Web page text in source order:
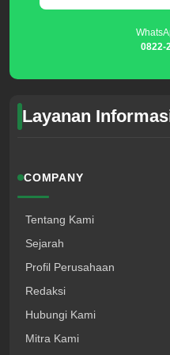
0822-
Layanan
COMPANY
Tentang Kami
Sejarah
Profil Perusahaan
Redaksi
Hubungi Kami
Mitra Kami